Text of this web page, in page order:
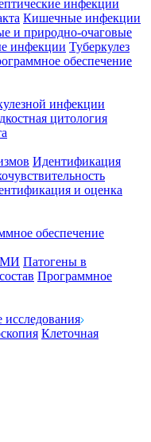
инфекции
Кишечные инфекции
и природно-очаговые
инфекции Туберкулез
обеспечение
инфекции
цитология
Идентификация
и оценка
обеспечение
Патогены в
Программное
Клеточная